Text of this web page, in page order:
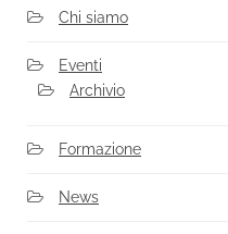
Chi siamo
Eventi
Archivio
Formazione
News